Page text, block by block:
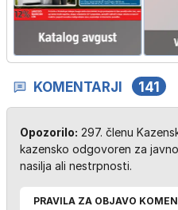
KOMENTARJI 141
Opozorilo: 297. členu
kazensko odgovoren za
nasilja ali nestrpnosti.
PRAVILA ZA OBJAVO